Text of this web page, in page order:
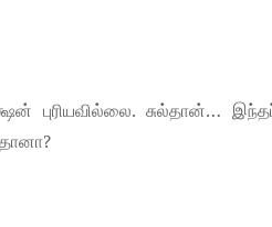
புரியவில்லை. சுல்தான்…